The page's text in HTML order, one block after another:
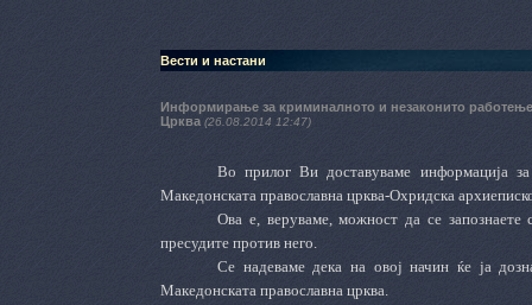
Вести и настани
Информирање за криминалното и незаконито
Црква (26.08.2014 12:47)
Во прилог Ви доставуваме информација
Македонската православна црква-Охридска
Ова е, веруваме, можност да се
пресудите против него.
Се надеваме дека на овој начин ќе ја
Македонската православна црква.